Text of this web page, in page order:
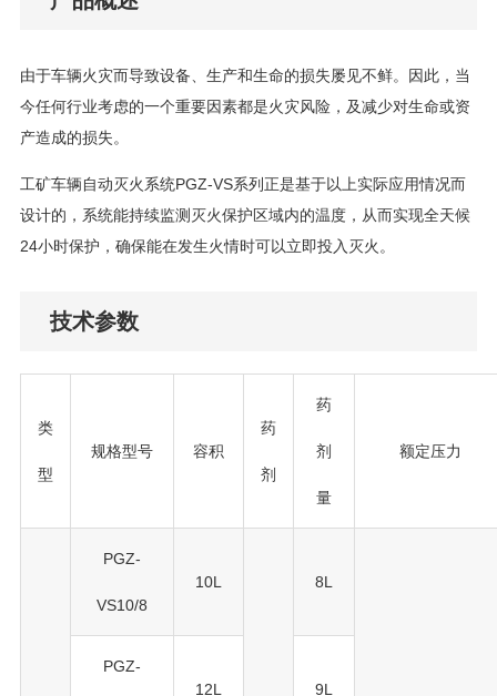
由于车辆火灾而导致设备、生产和生命的损失屡见不鲜。因此，当
今任何行业考虑的一个重要因素都是火灾风险，及减少对生命或资
产造成的损失。
工矿车辆自动灭火系统PGZ-VS系列正是基于以上实际应用情况而
设计的，系统能持续监测灭火保护区域内的温度，从而实现全天候
24小时保护，确保能在发生火情时可以立即投入灭火。
技术参数
类
型
规格型号 容积
药
剂
药
剂
量
额定压力
PGZ-
VS10/8
10L 8L
PGZ-
12L 9L